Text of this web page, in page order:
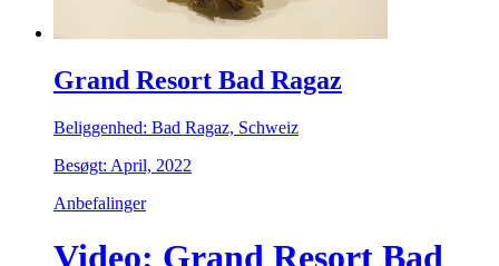
Grand Resort Bad Ragaz
Beliggenhed: Bad Ragaz, Schweiz
Besøgt: April, 2022
Anbefalinger
Video: Grand Resort Bad